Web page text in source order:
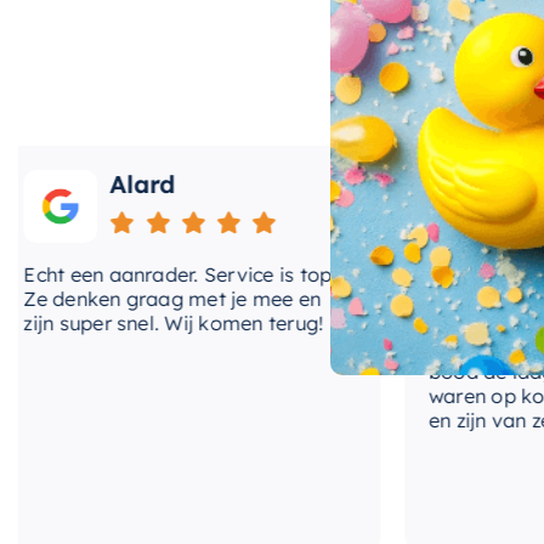
Dit bad is vervaardigd uit duurzaam en
lange levensduur. Het is daarmee een investering
Bovendien is het bad dankzij het vrijstaande
Verrijk je badkamer met het vrijstaand bad Rock
comfort, stijl en duurzaamheid.
Alard
een aanrader. Service is top!
denken graag met je mee en
super snel. Wij komen terug!
Roos
Onlangs heb ik
kranen van
BadenVloer. Ik
prijzen
bood de laagste
waren op korte
en zijn van zeer